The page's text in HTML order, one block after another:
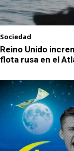
Sociedad
Reino Unido
flota rusa en el